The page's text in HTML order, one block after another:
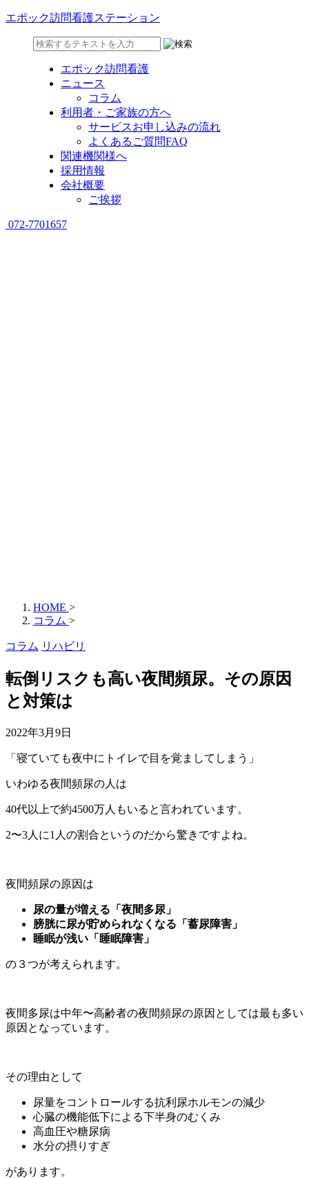
エポック訪問看護ステーション
エポック訪問看護
ニュース
コラム
利用者・ご家族の方へ
サービスお申し込みの流れ
よくあるご質問FAQ
関連機関様へ
採用情報
会社概要
ご挨拶
072-7701657
HOME >
コラム >
コラム リハビリ
転倒リスクも高い夜間頻尿。その原因
と対策は
2022年3月9日
「寝ていても夜中にトイレで目を覚ましてしまう」
いわゆる夜間頻尿の人は
40代以上で約4500万人もいると言われています。
2〜3人に1人の割合というのだから驚きですよね。
夜間頻尿の原因は
尿の量が増える「夜間多尿」
膀胱に尿が貯められなくなる「蓄尿障害」
睡眠が浅い「睡眠障害」
の３つが考えられます。
夜間多尿は中年〜高齢者の夜間頻尿の原因としては最も多い
原因となっています。
その理由として
尿量をコントロールする抗利尿ホルモンの減少
心臓の機能低下による下半身のむくみ
高血圧や糖尿病
水分の摂りすぎ
があります。